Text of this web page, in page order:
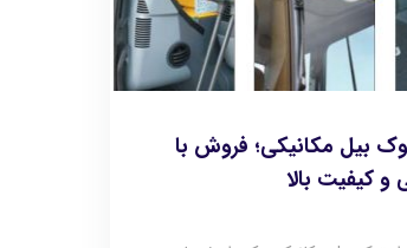
بیل مکانیکی؛ فروش با
و کیفیت بالا